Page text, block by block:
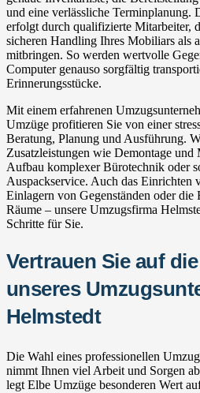
und eine verlässliche Terminplanung.
erfolgt durch qualifizierte Mitarbeiter,
sicheren Handling Ihres Mobiliars als
mitbringen. So werden wertvolle
Computer genauso sorgfältig
Erinnerungsstücke.
Mit einem erfahrenen
Umzüge profitieren Sie von einer
Beratung, Planung und Ausführung.
Zusatzleistungen wie Demontage
Aufbau komplexer Bürotechnik oder
Auspackservice. Auch das Einrichten
Einlagern von Gegenständen oder die
Räume – unsere Umzugsfirma
Schritte für Sie.
Vertrauen Sie auf
unseres
Helmstedt
Die Wahl eines professionellen
nimmt Ihnen viel Arbeit und Sorgen
legt Elbe Umzüge besonderen Wert